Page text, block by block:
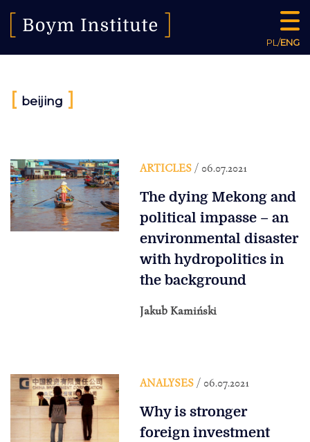
PL/ENG
[ beijing ]
ARTICLES/ 06.07.2021
The dying Mekong and
political impasse – an
environmental disaster
with hydropolitics in
the background
Jakub Kamiński
ANALYSES/ 06.07.2021
Why is stronger
foreign investment